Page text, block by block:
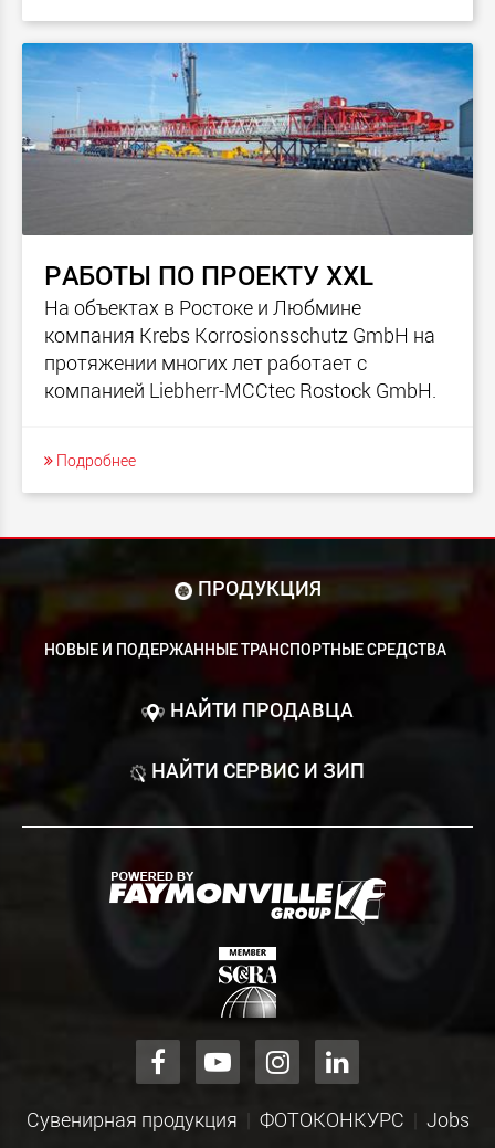
PАБОТЫ ПО ПРОЕКТУ XXL
На объектах в Ростоке и Любмине
компания Krebs Korrosionsschutz GmbH на
протяжении многих лет работает с
компанией Liebherr-MCCtec Rostock GmbH.
Подробнее
ПРОДУКЦИЯ
НОВЫЕ И ПОДЕРЖАННЫЕ ТРАНСПОРТНЫЕ СРЕДСТВА
НАЙТИ ПРОДАВЦА
НАЙТИ СЕРВИС И ЗИП
Сувенирная продукция ФОТОКОНКУРС Jobs